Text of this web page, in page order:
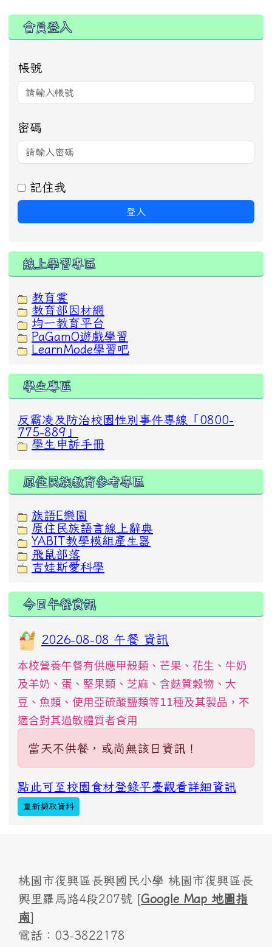
:::
會員登入
帳號
密碼
記住我
登入
線上學習專區
教育雲
教育部因材網
均一教育平台
PaGamO遊戲學習
LearnMode學習吧
學生專區
反霸凌及防治校園性別事件專線「0800-
775-889」
學生申訴手冊
原住民族教育參考專區
族語E樂園
原住民族語言線上辭典
YABIT教學模組產生器
飛鼠部落
吉娃斯愛科學
今日午餐資訊
2026-08-08 午餐 資訊
本校營養午餐有供應甲殼類、芒果、花生、牛奶
及羊奶、蛋、堅果類、芝麻、含麩質穀物、大
豆、魚類、使用亞硫酸鹽類等11種及其製品，不
適合對其過敏體質者食用
當天不供餐，或尚無該日資訊！
點此可至校園食材登錄平臺觀看詳細資訊
重新擷取資料
桃園市復興區長興國民小學 桃園市復興區長
興里羅馬路4段207號 [Google Map 地圖指
南]
電話：03-3822178